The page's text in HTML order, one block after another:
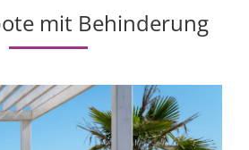
mit Behinderung